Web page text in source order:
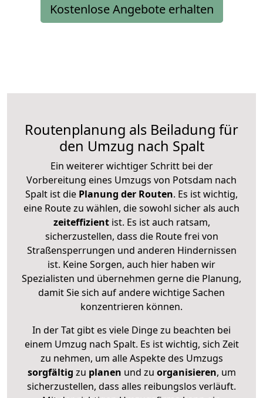
Kostenlose Angebote erhalten
Routenplanung als Beiladung für
den Umzug nach Spalt
Ein weiterer wichtiger Schritt bei der
Vorbereitung eines Umzugs von Potsdam nach
Spalt ist die Planung der Routen. Es ist wichtig,
eine Route zu wählen, die sowohl sicher als auch
zeiteffizientist. Es ist auch ratsam,
sicherzustellen, dass die Route frei von
Straßensperrungen und anderen Hindernissen
ist. Keine Sorgen, auch hier haben wir
Spezialisten und übernehmen gerne die Planung,
damit Sie sich auf andere wichtige Sachen
konzentrieren können.
In der Tat gibt es viele Dinge zu beachten bei
einem Umzug nach Spalt. Es ist wichtig, sich Zeit
zu nehmen, um alle Aspekte des Umzugs
sorgfältig zu planen und zu organisieren, um
sicherzustellen, dass alles reibungslos verläuft.